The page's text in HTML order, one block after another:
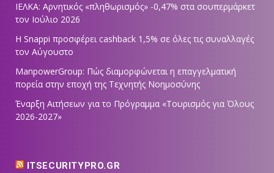
ΙΕΛΚΑ: Αρνητικός «πληθωρισμός» -0,47% στα σουπερμάρκετ
τον Ιούλιο 2026
Η Snappi προσφέρει cashback 1,5% σε όλες τις συναλλαγές
τον Αύγουστο
ManpowerGroup: Πώς διαμορφώνεται η επαγγελματική
πορεία στην εποχή της Τεχνητής Νοημοσύνης
Έναρξη Αιτήσεων για το Πρόγραμμα «Τουρισμός για Όλους
2026-2027»
ITSECURITYPRO.GR